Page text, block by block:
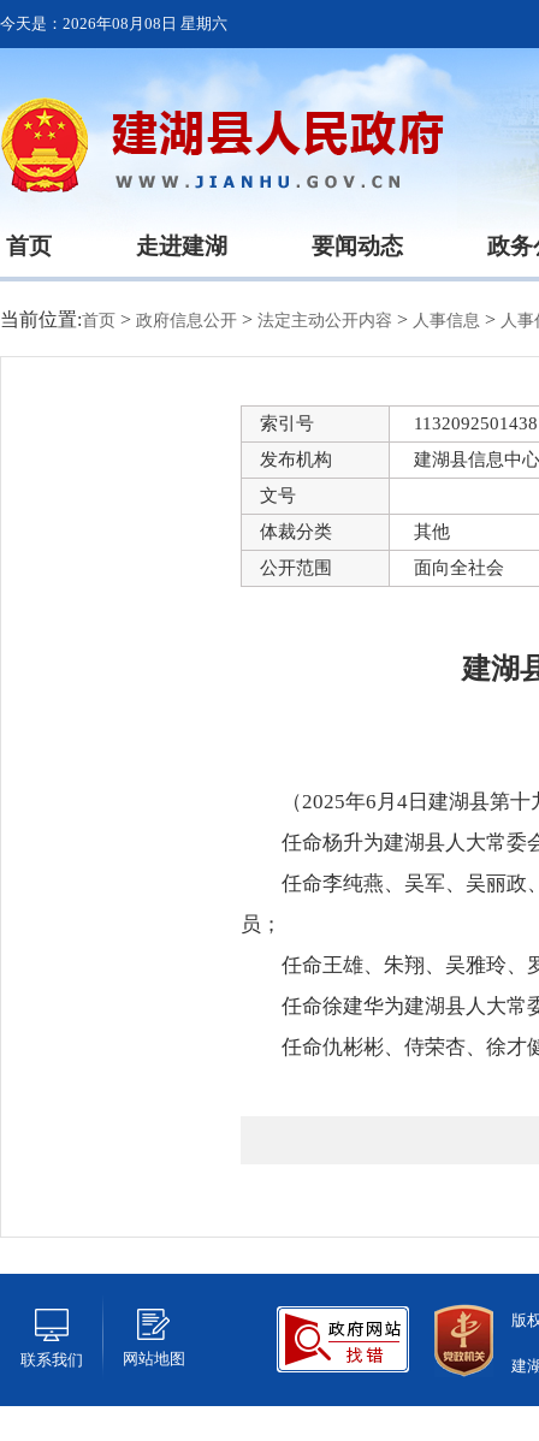
今天是： 2026年08月08日 星期六
首页 走进建湖 要闻动态 政务
当前位置:首页 > 政府信息公开 > 法定主动公开内容 > 人事信息 > 人事
索引号
发布机构
建湖县信息中心
文号
体裁分类
其他
公开范围
面向全社会
建湖
（2025年6月4日建湖县第
任命杨升为建湖县人大常委
任命李纯燕、吴军、吴丽政
员；
任命王雄、朱翔、吴雅玲、
任命徐建华为建湖县人大常
任命仇彬彬、侍荣杏、徐才
联系我们 网站地图
版
建